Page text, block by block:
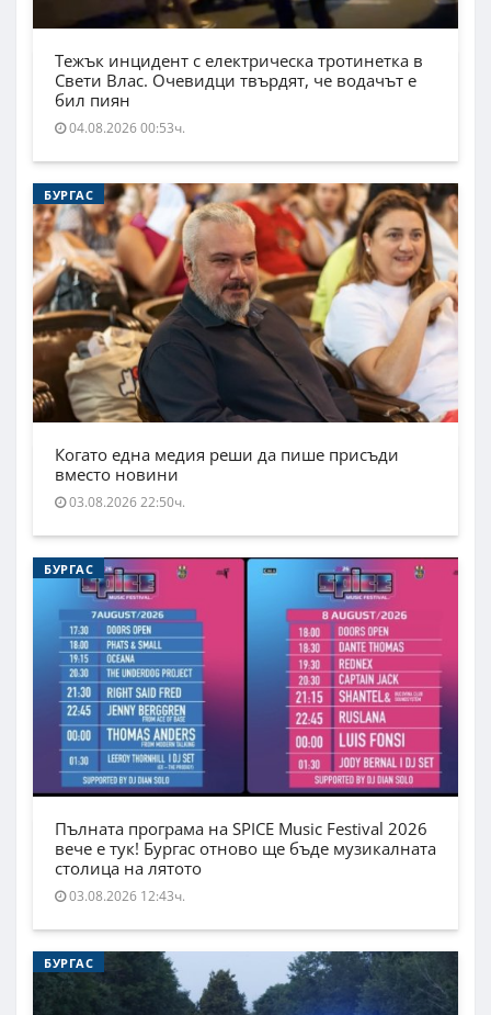
Тежък инцидент с електрическа тротинетка в
Свети Влас. Очевидци твърдят, че водачът е
бил пиян
04.08.2026 00:53ч.
БУРГАС
Когато една медия реши да пише присъди
вместо новини
03.08.2026 22:50ч.
БУРГАС
Пълната програма на SPICE Music Festival 2026
вече е тук! Бургас отново ще бъде музикалната
столица на лятото
03.08.2026 12:43ч.
БУРГАС